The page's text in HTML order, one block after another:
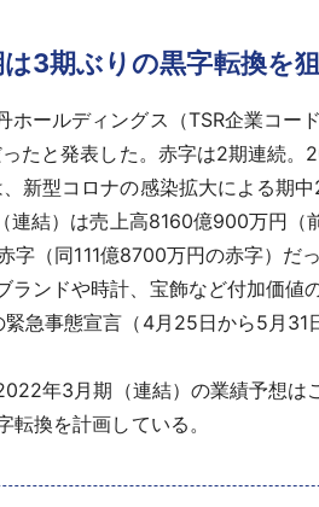
3期ぶりの黒字転換を
ホールディングス（TSR企業コー
たと発表した。赤字は2期連続。
新型コロナの感染拡大による期
連結）は売上高8160億900万円
字（同111億8700万円の赤字）だっ
ンドや時計、宝飾など付加価値
緊急事態宣言（4月25日から5月
年3月期（連結）の業績予想は
転換を計画している。